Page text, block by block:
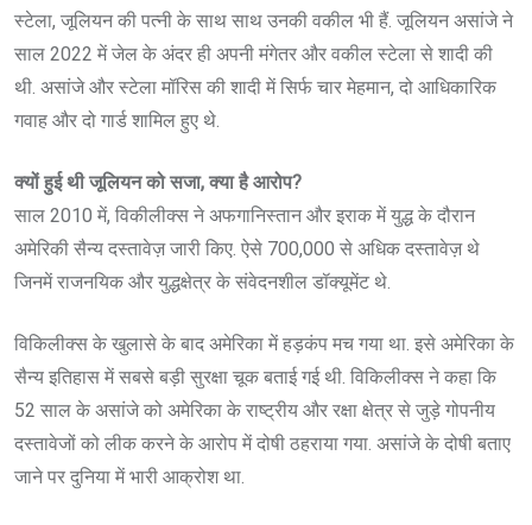
स्टेला, जूलियन की पत्नी के साथ साथ उनकी वकील भी हैं. जूलियन असांजे ने
साल 2022 में जेल के अंदर ही अपनी मंगेतर और वकील स्टेला से शादी की
थी. असांजे और स्टेला मॉरिस की शादी में सिर्फ चार मेहमान, दो आधिकारिक
गवाह और दो गार्ड शामिल हुए थे.
क्यों हुई थी जूलियन को सजा, क्या है आरोप?
साल 2010 में, विकीलीक्स ने अफगानिस्तान और इराक में युद्ध के दौरान
अमेरिकी सैन्य दस्तावेज़ जारी किए. ऐसे 700,000 से अधिक दस्तावेज़ थे
जिनमें राजनयिक और युद्धक्षेत्र के संवेदनशील डॉक्यूमेंट थे.
विकिलीक्स के खुलासे के बाद अमेरिका में हड़कंप मच गया था. इसे अमेरिका के
सैन्य इतिहास में सबसे बड़ी सुरक्षा चूक बताई गई थी. विकिलीक्स ने कहा कि
52 साल के असांजे को अमेरिका के राष्ट्रीय और रक्षा क्षेत्र से जुड़े गोपनीय
दस्तावेजों को लीक करने के आरोप में दोषी ठहराया गया. असांजे के दोषी बताए
जाने पर दुनिया में भारी आक्रोश था.